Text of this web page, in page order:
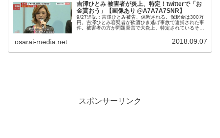
吉澤ひとみ 被害者が炎上、特定！twitterで「お
金貰おう」【画像あり @A7A7A7SNR】
9/27追記：吉澤ひとみ被告、保釈される。保釈金は300万
円。吉澤ひとみ容疑者が飲酒ひき逃げ事故で逮捕された事
件。被害者の方が問題発言で大炎上、特定されているそう
osarai-media.net 2018.09.07
スポンサーリンク